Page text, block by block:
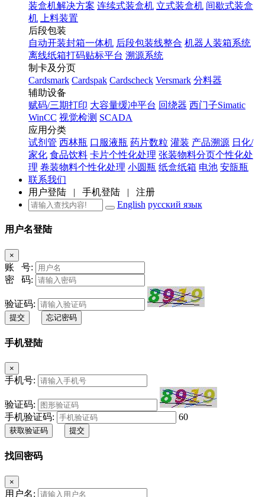
装盒机解决方案 连续式装盒机 立式装盒机 间歇式装盒
机
上料装置
后段包装
自动开装封箱一体机 后段包装线整合 机器人装箱系统
离线纸箱打码贴标平台 溯源系统
制卡及分页
Cardsmark Cardspak Cardscheck Versmark 分料器
辅助设备
赋码/三期打印 大容量缓冲平台 回绕器 西门子Simatic
WinCC 视觉检测 SCADA
应用分类
试剂管 西林瓶 口服液瓶 药片数粒 灌装 产品溯源 日化/
家化 食品饮料 卡片个性化处理 张装物料分页个性化处
理 卷装物料个性化处理 小圆瓶 纸盒纸箱 电池 安瓿瓶
联系我们
用户登陆 | 手机登陆 | 注册
English русский язык
用户名登陆
×
账 号:
密 码:
验证码:
提交 忘记密码
手机登陆
×
手机号:
验证码:
手机验证码:
60
获取验证码 提交
找回密码
×
用户名: